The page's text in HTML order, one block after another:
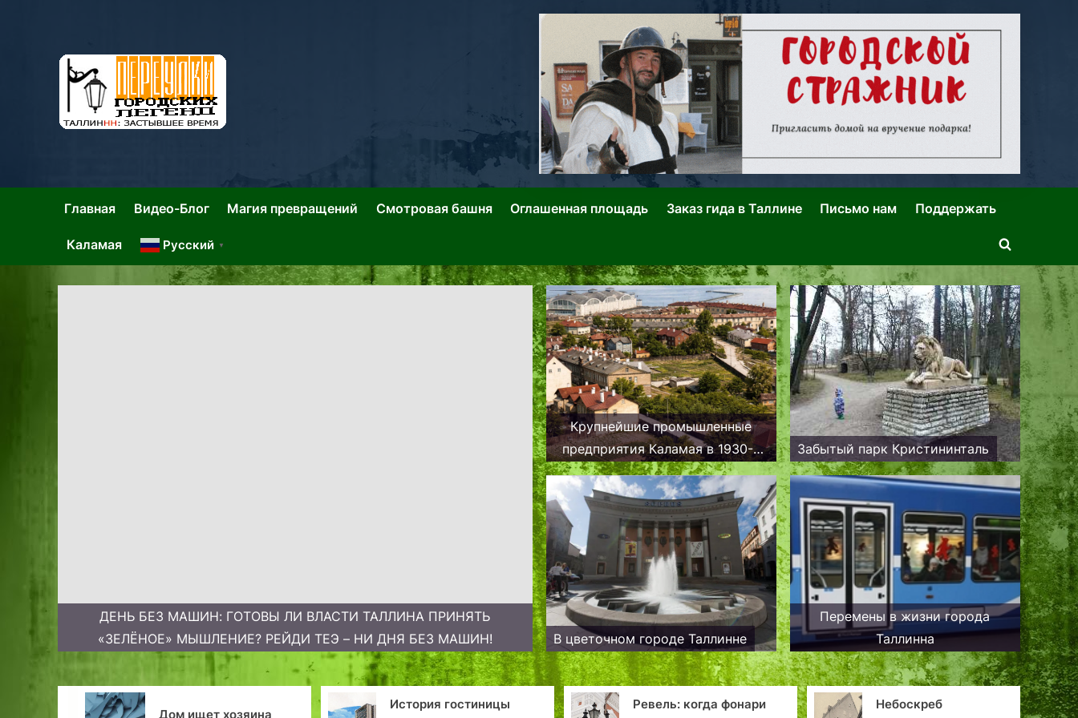
Таллин: Переулки Городских Легенд
Главная Видео-Блог Магия превращений Смотровая башня Оглашенная площадь Заказ гида в Таллине Письмо нам Поддержать
Каламая Русский ▼
Toggle
search
form
ДЕНЬ БЕЗ МАШИН: ГОТОВЫ ЛИ ВЛАСТИ ТАЛЛИНА ПРИНЯТЬ
«ЗЕЛЁНОЕ» МЫШЛЕНИЕ? РЕЙДИ ТЕЭ – НИ ДНЯ БЕЗ МАШИН!
Крупнейшие промышленные
предприятия Каламая в 1930-е
годы: адаптация к новым
условиям и развитие
производства
Забытый парк Кристининталь
В цветочном городе Таллинне
Перемены в жизни города
Таллинна
История гостиницы
Ревель: когда фонари
Небоскреб
На Комендантской